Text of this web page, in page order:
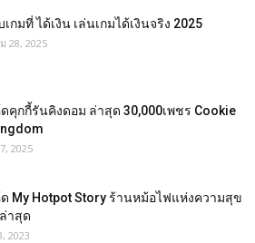
กมที่ ได้เงิน เล่นเกมได้เงินจริง 2025
28, 2025
คุกกี้รันคิงดอม ล่าสุด 30,000เพชร Cookie
2025
My Hotpot Story ร้านหม้อไฟแห่งความสุข
าสุด
2023